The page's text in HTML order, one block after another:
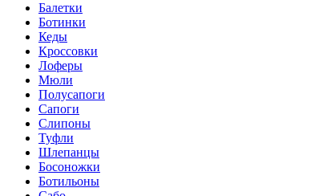
Балетки
Ботинки
Кеды
Кроссовки
Лоферы
Мюли
Полусапоги
Сапоги
Слипоны
Туфли
Шлепанцы
Босоножки
Ботильоны